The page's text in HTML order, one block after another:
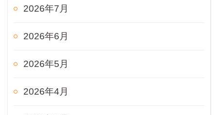
2026年7月
2026年6月
2026年5月
2026年4月